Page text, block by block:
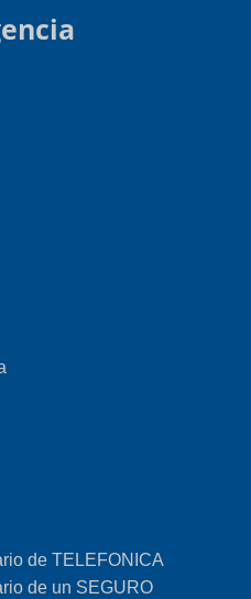
de TELEFONICA
de un SEGURO